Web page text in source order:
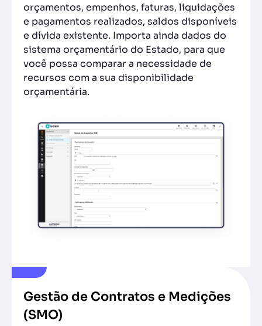
orçamentos, empenhos, faturas, liquidações
e pagamentos realizados, saldos disponíveis
e dívida existente. Importa ainda dados do
sistema orçamentário do Estado, para que
você possa comparar a necessidade de
recursos com a sua disponibilidade
orçamentária.
Gestão de Contratos e Medições
(SMO)